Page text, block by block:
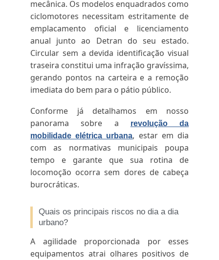
mecânica. Os modelos enquadrados como
ciclomotores necessitam estritamente de
emplacamento oficial e licenciamento
anual junto ao Detran do seu estado.
Circular sem a devida identificação visual
traseira constitui uma infração gravíssima,
gerando pontos na carteira e a remoção
imediata do bem para o pátio público.
Conforme já detalhamos em nosso
panorama sobre a
revolução da
mobilidade elétrica urbana, estar em dia
com as normativas municipais poupa
tempo e garante que sua rotina de
locomoção ocorra sem dores de cabeça
burocráticas.
Quais os principais riscos no dia a dia
urbano?
A agilidade proporcionada por esses
equipamentos atrai olhares positivos de